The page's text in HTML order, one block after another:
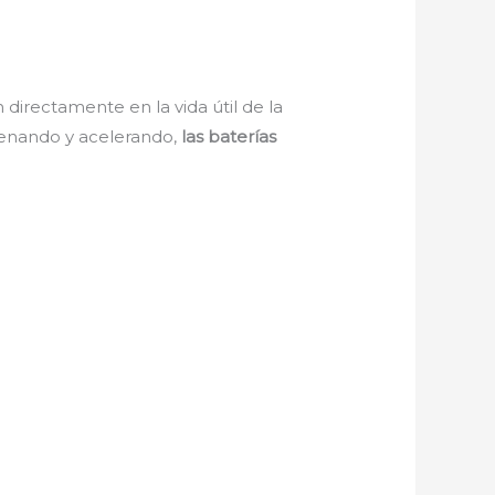
directamente en la vida útil de la
y acelerando, las baterías